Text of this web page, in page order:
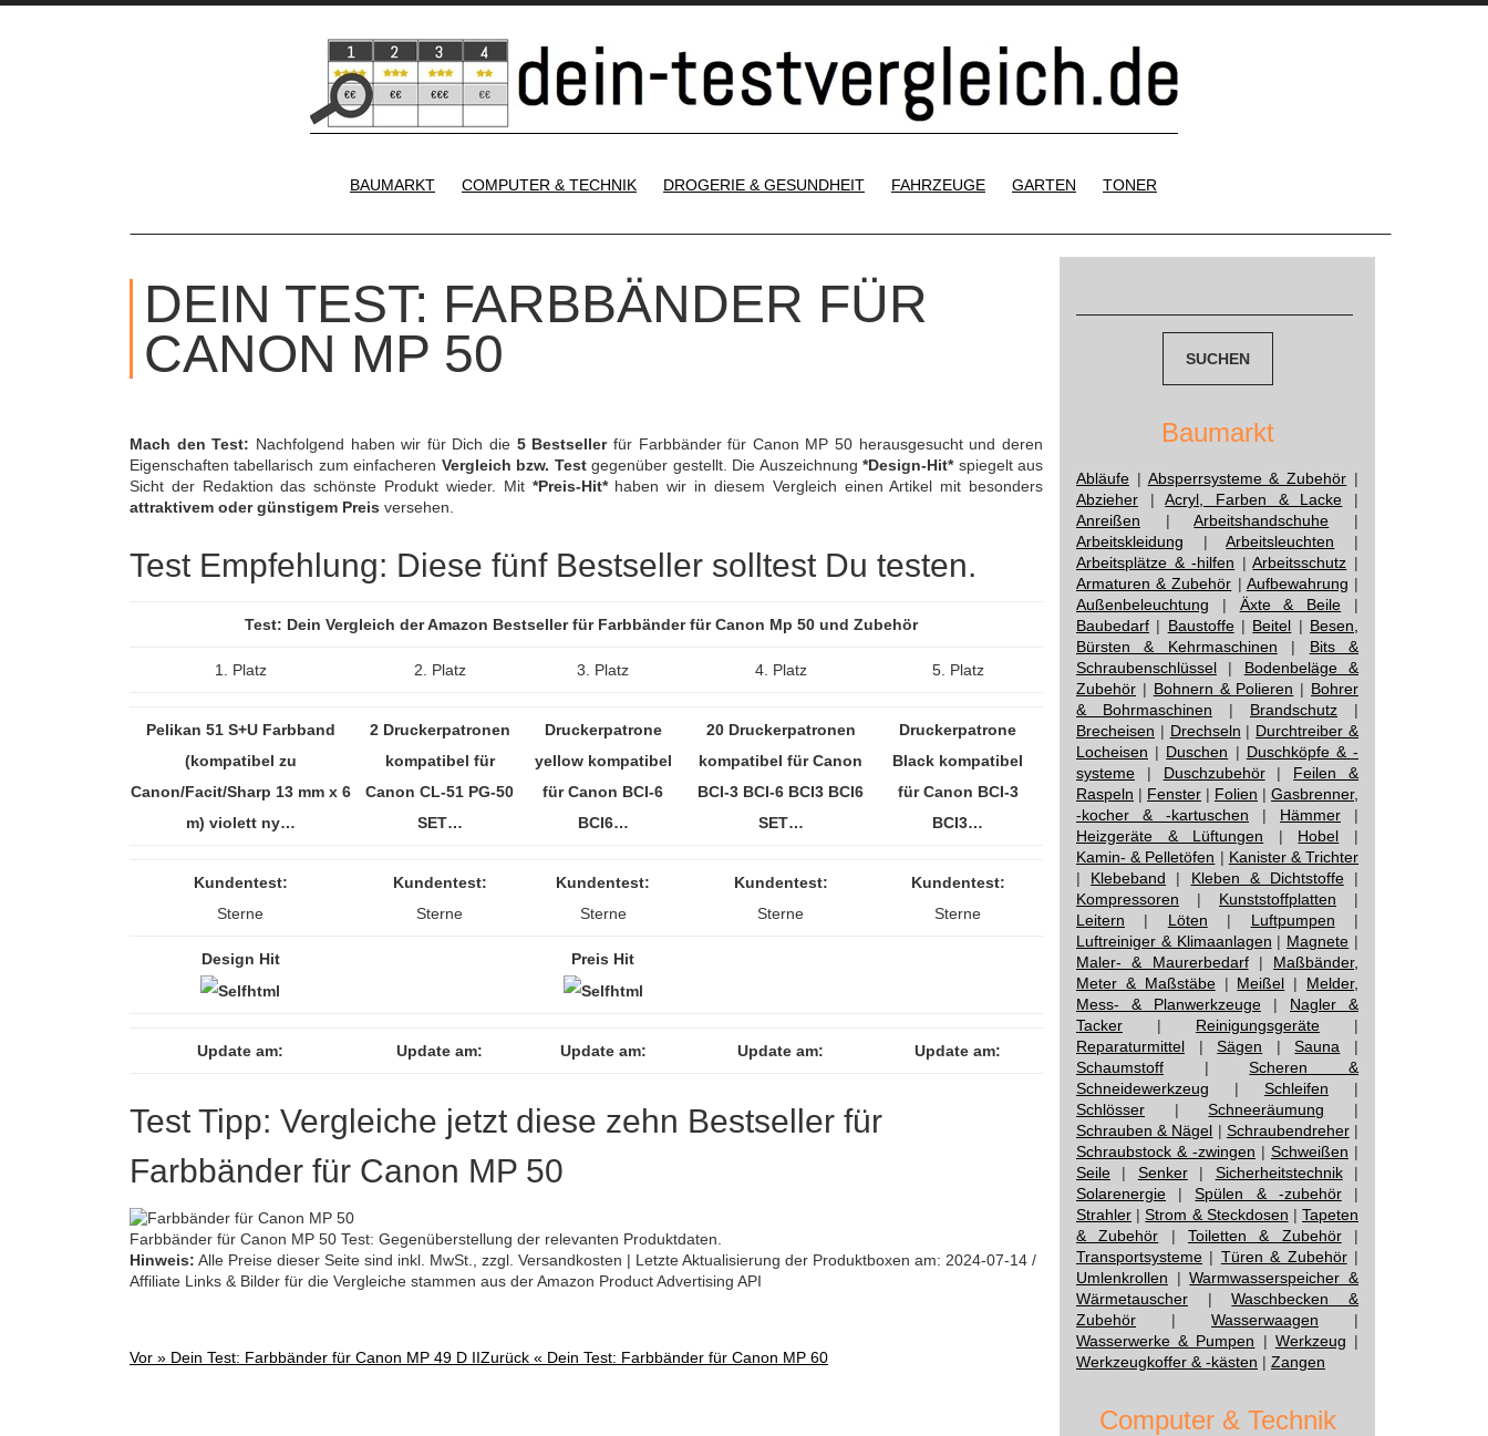
BAUMARKT
COMPUTER & TECHNIK DROGERIE & GESUNDHEIT FAHRZEUGE GARTEN TONER
DEIN TEST: FARBBÄNDER FÜR
CANON MP 50
Mach den Test: Nachfolgend haben wir für Dich die 5 Bestsellerfür Farbbänder für Canon MP 50 herausgesucht und deren
Eigenschaften tabellarisch zum einfacheren Vergleich bzw. Testgegenüber gestellt. Die Auszeichnung*Design-Hit*spiegelt aus
Sicht der Redaktion das schönste Produkt wieder. Mit *Preis-Hit*haben wir in diesem Vergleich einen Artikel mit besonders
attraktivem oder günstigem Preis versehen.
Test Empfehlung: Diese fünf Bestseller solltest Du testen.
Test: Dein Vergleich der Amazon Bestseller für Farbbänder für Canon Mp 50 und Zubehör
1. Platz 2. Platz 3. Platz 4. Platz 5. Platz
Pelikan 51 S+U Farbband
(kompatibel zu
Canon/Facit/Sharp 13 mm x 6
m) violett ny…
2 Druckerpatronen
kompatibel für
Canon CL-51 PG-50
SET…
Druckerpatrone
yellow kompatibel
für Canon BCI-6
BCI6…
20 Druckerpatronen
kompatibel für Canon
BCI-3 BCI-6 BCI3 BCI6
SET…
Druckerpatrone
Black kompatibel
für Canon BCI-3
BCI3…
Kundentest:
Sterne
Kundentest:
Sterne
Kundentest:
Sterne
Kundentest:
Sterne
Kundentest:
Sterne
Design Hit Preis Hit
Update am: Update am: Update am: Update am: Update am:
Test Tipp: Vergleiche jetzt diese zehn Bestseller für
Farbbänder für Canon MP 50
Farbbänder für Canon MP 50 Test: Gegenüberstellung der relevanten Produktdaten.
Hinweis: Alle Preise dieser Seite sind inkl. MwSt., zzgl. Versandkosten | Letzte Aktualisierung der Produktboxen am: 2024-07-14 /
Affiliate Links & Bilder für die Vergleiche stammen aus der Amazon Product Advertising API
Vor » Dein Test: Farbbänder für Canon MP 49 D IIZurück « Dein Test: Farbbänder für Canon MP 60
Baumarkt
Abläufe | Absperrsysteme & Zubehör |
Abzieher |Acryl, Farben & Lacke |
Anreißen |Arbeitshandschuhe |
Arbeitskleidung |Arbeitsleuchten |
Arbeitsplätze & -hilfen |Arbeitsschutz |
Armaturen & Zubehör | Aufbewahrung |
Außenbeleuchtung | Äxte & Beile |
Baubedarf | Baustoffe| Beitel | Besen,
Bürsten & Kehrmaschinen | Bits &
Schraubenschlüssel | Bodenbeläge &
Zubehör | Bohnern & Polieren | Bohrer
& Bohrmaschinen | Brandschutz |
Brecheisen | Drechseln | Durchtreiber &
Locheisen | Duschen | Duschköpfe & -
systeme | Duschzubehör| Feilen &
Raspeln | Fenster | Folien | Gasbrenner,
-kocher & -kartuschen | Hämmer |
Heizgeräte & Lüftungen | Hobel |
Kamin- & Pelletöfen | Kanister & Trichter
| Klebeband | Kleben & Dichtstoffe|
Kompressoren | Kunststoffplatten |
Leitern | Löten | Luftpumpen |
Luftreiniger & Klimaanlagen | Magnete |
Maler- & Maurerbedarf| Maßbänder,
Meter & Maßstäbe| Meißel | Melder,
Mess- & Planwerkzeuge | Nagler &
Tacker | Reinigungsgeräte |
Reparaturmittel |Sägen |Sauna |
Schaumstoff |Scheren &
Schneidewerkzeug | Schleifen |
Schlösser |Schneeräumung |
Schrauben & Nägel | Schraubendreher|
Schraubstock & -zwingen | Schweißen |
Seile | Senker| Sicherheitstechnik|
Solarenergie |Spülen & -zubehör|
Strahler |Strom & Steckdosen |Tapeten
& Zubehör |Toiletten & Zubehör|
Transportsysteme | Türen & Zubehör|
Umlenkrollen |Warmwasserspeicher &
Wärmetauscher |Waschbecken &
Zubehör | Wasserwaagen |
Wasserwerke & Pumpen | Werkzeug |
Werkzeugkoffer & -kästen | Zangen
Computer & Technik